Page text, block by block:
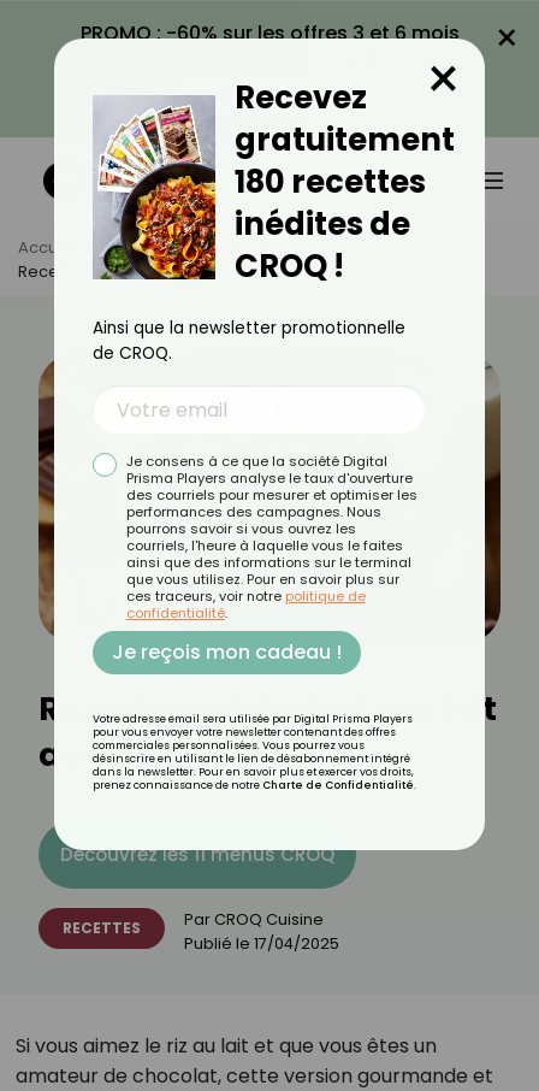
PROMO : -60% sur les offres 3 et 6 mois
VOIR LA PROMO
×
Accueil Actus
Recettes
Recette Rapide De Riz Au Lait Au Chocolat
Recette rapide de riz au lait
au chocolat
Découvrez les 11 menus CROQ
RECETTES Par CROQ Cuisine
Publié le 17/04/2025
Si vous aimez le riz au lait et que vous êtes un
amateur de chocolat, cette version gourmande et
Recevez
gratuitement
180 recettes
inédites de
CROQ !
×
Ainsi que la newsletter promotionnelle
de CROQ.
Je consens à ce que la société Digital
Prisma Players analyse le taux d'ouverture
des courriels pour mesurer et optimiser les
performances des campagnes. Nous
pourrons savoir si vous ouvrez les
courriels, l'heure à laquelle vous le faites
ainsi que des informations sur le terminal
que vous utilisez. Pour en savoir plus sur
ces traceurs, voir notre politique de
confidentialité.
Je reçois mon cadeau !
Votre adresse email sera utilisée par Digital Prisma Players
pour vous envoyer votre newsletter contenant des offres
commerciales personnalisées. Vous pourrez vous
désinscrire en utilisant le lien de désabonnement intégré
dans la newsletter. Pour en savoir plus et exercer vos droits,
prenez connaissance de notre Charte de Confidentialité.